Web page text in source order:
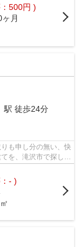
500円 )
ヶ月
駅 徒歩24分
も申し分の無い、快
を、滝沢市で探しま
- )